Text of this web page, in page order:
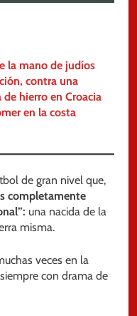
la mano de judíos
contra una
hierro en Croacia
en la costa
de gran nivel que,
completamente
una nacida de la
misma.
veces en la
con drama de